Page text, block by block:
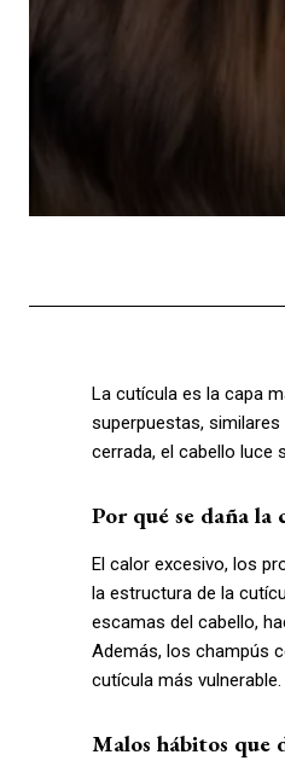
La cutícula es la capa
superpuestas,
cerrada, el cabello luce
Por qué se daña
El calor excesivo, los
la estructura de la
escamas del cabello,
Además, los champús
cutícula más vulnerable.
Malos hábitos que